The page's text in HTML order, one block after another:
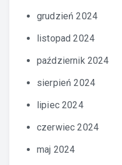
grudzień 2024
listopad 2024
październik 2024
sierpień 2024
lipiec 2024
czerwiec 2024
maj 2024